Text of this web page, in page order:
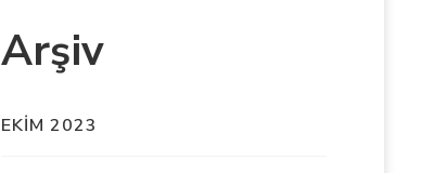
Arşiv
EKIM 2023